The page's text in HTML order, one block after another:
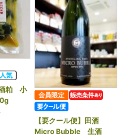
粕 小
【要クール便】田酒
Micro Bubble 生酒